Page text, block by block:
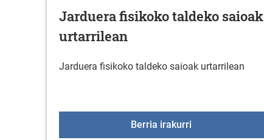
Jarduera fisikoko taldeko saioak
urtarrilean
Jarduera fisikoko taldeko saioak urtarrilean
Berria irakurri Jarduera